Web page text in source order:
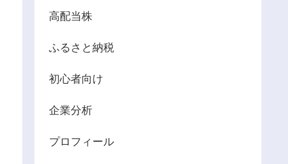
高配当株
ふるさと納税
初心者向け
企業分析
プロフィール